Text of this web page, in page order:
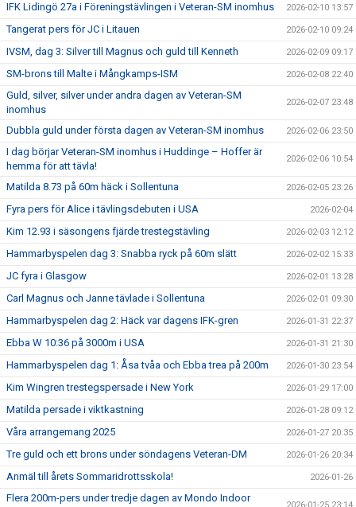
IFK Lidingö 27a i Föreningstävlingen i Veteran-SM inomhus 2026-02-10 13:57
Tangerat pers för JC i Litauen 2026-02-10 09:24
IVSM, dag 3: Silver till Magnus och guld till Kenneth 2026-02-09 09:17
SM-brons till Malte i Mångkamps-ISM 2026-02-08 22:40
Guld, silver, silver under andra dagen av Veteran-SM
inomhus
2026-02-07 23:48
Dubbla guld under första dagen av Veteran-SM inomhus 2026-02-06 23:50
I dag börjar Veteran-SM inomhus i Huddinge – Hoffer är
hemma för att tävla!
2026-02-06 10:54
Matilda 8.73 på 60m häck i Sollentuna 2026-02-05 23:26
Fyra pers för Alice i tävlingsdebuten i USA 2026-02-04
Kim 12.93 i säsongens fjärde trestegstävling 2026-02-03 12:12
Hammarbyspelen dag 3: Snabba ryck på 60m slätt 2026-02-02 15:33
JC fyra i Glasgow 2026-02-01 13:28
Carl Magnus och Janne tävlade i Sollentuna 2026-02-01 09:30
Hammarbyspelen dag 2: Häck var dagens IFK-gren 2026-01-31 22:37
Ebba W 10:36 på 3000m i USA 2026-01-31 21:30
Hammarbyspelen dag 1: Åsa tvåa och Ebba trea på 200m 2026-01-30 23:54
Kim Wingren trestegspersade i New York 2026-01-29 17:00
Matilda persade i viktkastning 2026-01-28 09:12
Våra arrangemang 2025 2026-01-27 20:35
Tre guld och ett brons under söndagens Veteran-DM 2026-01-26 20:34
Anmäl till årets Sommaridrottsskola! 2026-01-26
Flera 200m-pers under tredje dagen av Mondo Indoor